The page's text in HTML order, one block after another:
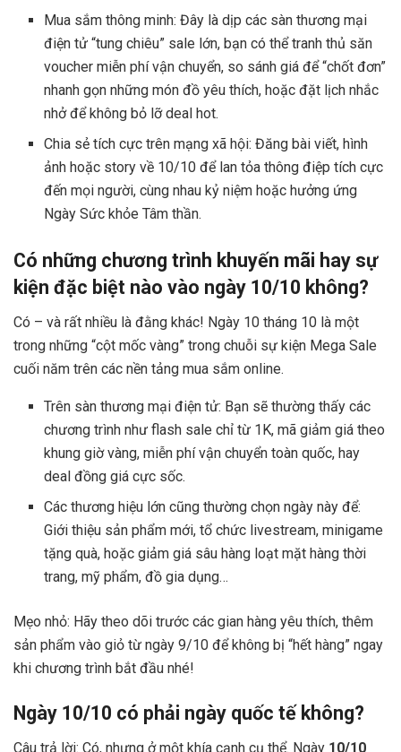
Mua sắm thông minh: Đây là dịp các sàn thương mại
điện tử “tung chiêu” sale lớn, bạn có thể tranh thủ săn
voucher miễn phí vận chuyển, so sánh giá để “chốt đơn”
nhanh gọn những món đồ yêu thích, hoặc đặt lịch nhắc
nhở để không bỏ lỡ deal hot.
Chia sẻ tích cực trên mạng xã hội: Đăng bài viết, hình
ảnh hoặc story về 10/10 để lan tỏa thông điệp tích cực
đến mọi người, cùng nhau kỷ niệm hoặc hưởng ứng
Ngày Sức khỏe Tâm thần.
Có những chương trình khuyến mãi hay sự
kiện đặc biệt nào vào ngày 10/10 không?
Có – và rất nhiều là đằng khác! Ngày 10 tháng 10 là một
trong những “cột mốc vàng” trong chuỗi sự kiện Mega Sale
cuối năm trên các nền tảng mua sắm online.
Trên sàn thương mại điện tử: Bạn sẽ thường thấy các
chương trình như flash sale chỉ từ 1K, mã giảm giá theo
khung giờ vàng, miễn phí vận chuyển toàn quốc, hay
deal đồng giá cực sốc.
Các thương hiệu lớn cũng thường chọn ngày này để:
Giới thiệu sản phẩm mới, tổ chức livestream, minigame
tặng quà, hoặc giảm giá sâu hàng loạt mặt hàng thời
trang, mỹ phẩm, đồ gia dụng…
Mẹo nhỏ: Hãy theo dõi trước các gian hàng yêu thích, thêm
sản phẩm vào giỏ từ ngày 9/10 để không bị “hết hàng” ngay
khi chương trình bắt đầu nhé!
Ngày 10/10 có phải ngày quốc tế không?
Câu trả lời: Có, nhưng ở một khía cạnh cụ thể. Ngày 10/10